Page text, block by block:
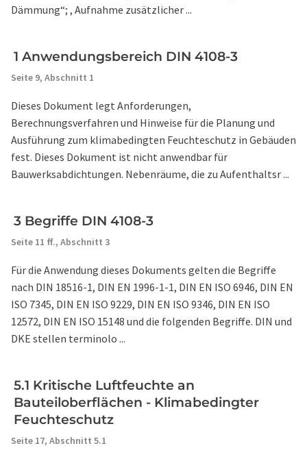
Dämmung“; , Aufnahme zusätzlicher ...
1 Anwendungsbereich DIN 4108-3
Seite 9, Abschnitt 1
Dieses Dokument legt Anforderungen,
Berechnungsverfahren und Hinweise für die Planung und
Ausführung zum klimabedingten Feuchteschutz in Gebäuden
fest. Dieses Dokument ist nicht anwendbar für
Bauwerksabdichtungen. Nebenräume, die zu Aufenthaltsr ...
3 Begriffe DIN 4108-3
Seite 11 ff., Abschnitt 3
Für die Anwendung dieses Dokuments gelten die Begriffe
nach DIN 18516-1, DIN EN 1996-1-1, DIN EN ISO 6946, DIN EN
ISO 7345, DIN EN ISO 9229, DIN EN ISO 9346, DIN EN ISO
12572, DIN EN ISO 15148 und die folgenden Begriffe. DIN und
DKE stellen terminolo ...
5.1 Kritische Luftfeuchte an
Bauteiloberflächen - Klimabedingter
Feuchteschutz
Seite 17, Abschnitt 5.1